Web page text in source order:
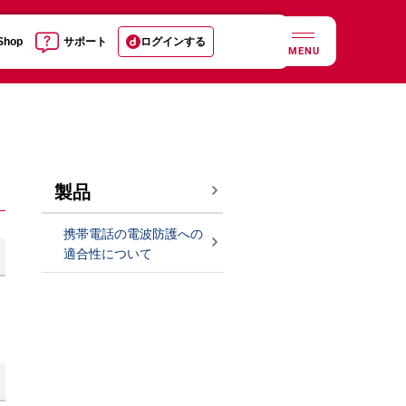
サポート ログインする
MENU
製品
携帯電話の電波防護への
適合性について